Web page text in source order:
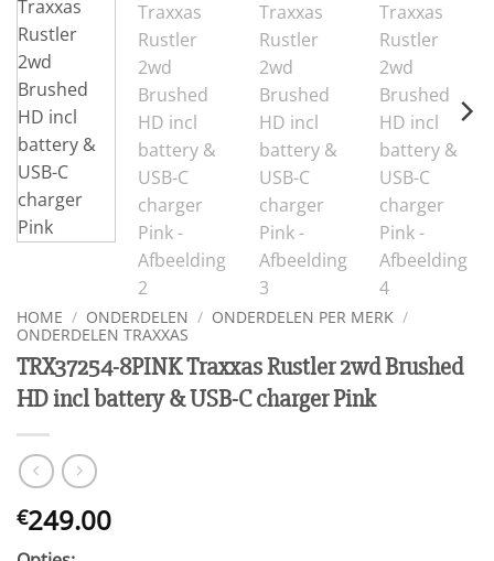
HOME / ONDERDELEN / ONDERDELEN PER MERK /
ONDERDELEN TRAXXAS
TRX37254-8PINK Traxxas Rustler 2wd Brushed
HD incl battery & USB-C charger Pink
€249.00